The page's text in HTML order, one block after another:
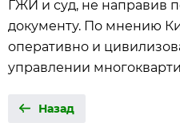
ГЖИ и суд, не направив
документу. По мнению
оперативно и
управлении
Назад